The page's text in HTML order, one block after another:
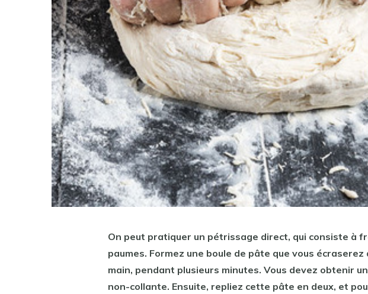
On peut pratiquer un pétrissage direct, qui consiste à
paumes. Formez une boule de pâte que vous écraserez
main, pendant plusieurs minutes. Vous devez obtenir
non-collante. Ensuite, repliez cette pâte en deux, et